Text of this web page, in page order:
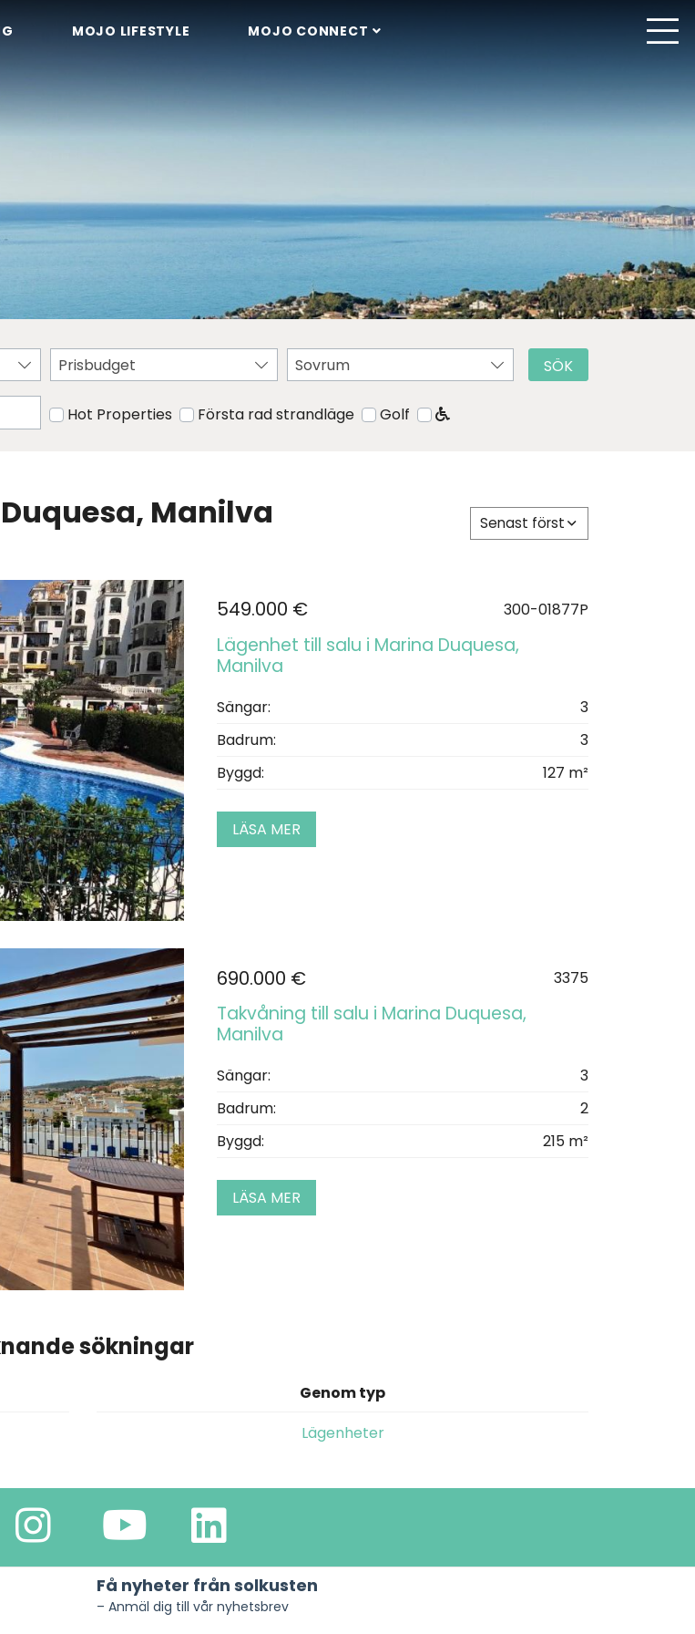
MOJO LIFESTYLE MOJO CONNECT
Prisbudget Sovrum
Hot Properties Första rad strandläge Golf
SÖK
Manilva Senast först
549.000 € 300-01877P
Lägenhet till salu i Marina Duquesa,
Manilva
Sängar:
3
Badrum:
3
Byggd:
127 m²
LÄSA MER
690.000 € 3375
Takvåning till salu i Marina Duquesa,
Manilva
Sängar:
3
Badrum:
2
Byggd:
215 m²
LÄSA MER
sökningar
Genom typ
Lägenheter